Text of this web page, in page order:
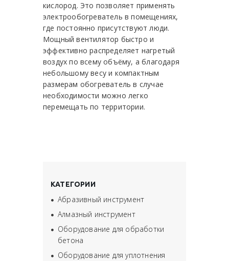
кислород. Это позволяет применять
электрообогреватель в помещениях,
где постоянно присутствуют люди.
Мощный вентилятор быстро и
эффективно распределяет нагретый
воздух по всему объёму, а благодаря
небольшому весу и компактным
размерам обогреватель в случае
необходимости можно легко
перемещать по территории.
КАТЕГОРИИ
Абразивный инструмент
Алмазный инструмент
Оборудование для обработки
бетона
Оборудование для уплотнения